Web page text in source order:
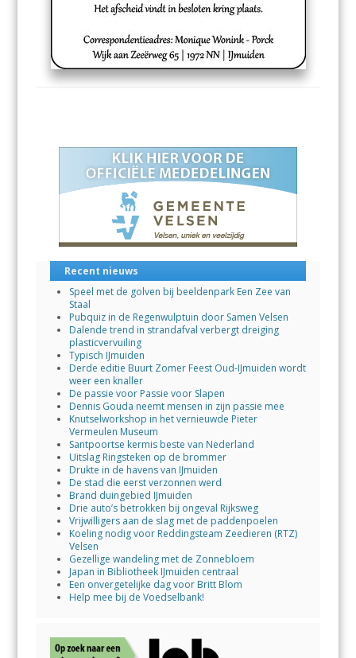
Recent nieuws
Speel met de golven bij beeldenpark Een Zee van
Staal
Pubquiz in de Regenwulptuin door Samen Velsen
Dalende trend in strandafval verbergt dreiging
plasticvervuiling
Typisch IJmuiden
Derde editie Buurt Zomer Feest Oud-IJmuiden wordt
weer een knaller
De passie voor Passie voor Slapen
Dennis Gouda neemt mensen in zijn passie mee
Knutselworkshop in het vernieuwde Pieter
Vermeulen Museum
Santpoortse kermis beste van Nederland
Uitslag Ringsteken op de brommer
Drukte in de havens van IJmuiden
De stad die eerst verzonnen werd
Brand duingebied IJmuiden
Drie auto’s betrokken bij ongeval Rijksweg
Vrijwilligers aan de slag met de paddenpoelen
Koeling nodig voor Reddingsteam Zeedieren (RTZ)
Velsen
Gezellige wandeling met de Zonnebloem
Japan in Bibliotheek IJmuiden centraal
Een onvergetelijke dag voor Britt Blom
Help mee bij de Voedselbank!